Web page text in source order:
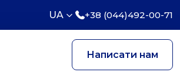
UA +38 (044)492-00-71
Написати нам